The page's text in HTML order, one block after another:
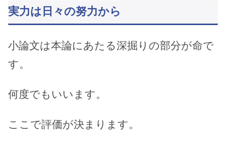
実力は日々の努力から
小論文は本論にあたる深掘りの部分が命で
す。
何度でもいいます。
ここで評価が決まります。